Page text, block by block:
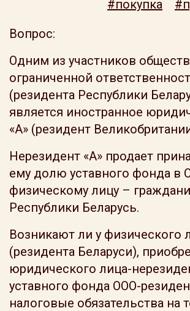
#покупка
Вопрос:
Одним из участников
ограниченной
(резидента Республики
является иностранное
«А» (резидент
Нерезидент «А» продает
ему долю уставного фонда в
физическому лицу –
Республики Беларусь.
Возникают ли у физического
(резидента Беларуси),
юридического лица-
уставного фонда ООО-
налоговые обязательства на